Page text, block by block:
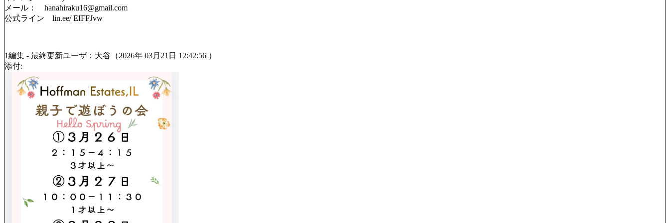
メール： hanahiraku16@gmail.com
公式ライン lin.ee/ EIFFJvw
1編集 - 最終更新ユーザ：大谷（2026年 03月21日 12:42:56 ）
添付: